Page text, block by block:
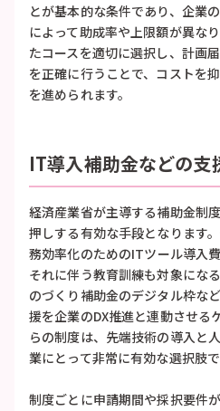
とが基本的な条件であり、企業
によって助成率や上限額が異な
たコースを適切に選択し、計画
を正確に行うことで、コストを
を進められます。
IT導入補助金などの支
経済産業省が主導する補助金制
押しする有効な手段となります
務効率化のためのITツール導入
それに伴う教育訓練も対象にな
のづくり補助金のデジタル枠な
援を企業のDX推進と連動させる
らの制度は、先端技術の導入と
業にとって非常に有効な選択肢で
制度ごとに申請期間や採択要件